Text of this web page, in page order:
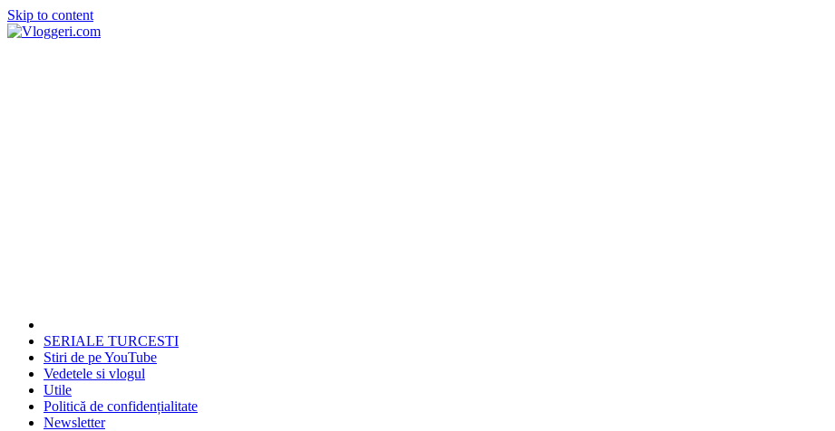
Skip to content
SERIALE TURCESTI
Stiri de pe YouTube
Vedetele si vlogul
Utile
Politică de confidențialitate
Newsletter